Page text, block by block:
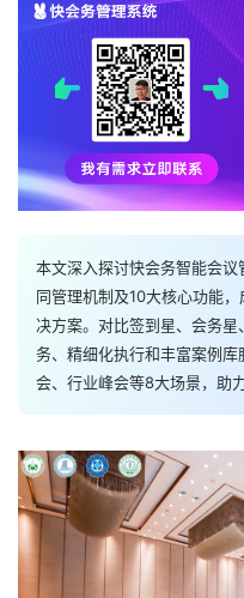
本文深入探讨快会务智能会
同管理机制及10大核心功能
决方案。对比签到星、会务
务、精细化执行和丰富案例
会、行业峰会等8大场景，助